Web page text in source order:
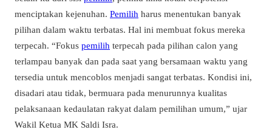
menciptakan kejenuhan. Pemilih harus menentukan banyak
pilihan dalam waktu terbatas. Hal ini membuat fokus mereka
terpecah. “Fokus pemilih terpecah pada pilihan calon yang
terlampau banyak dan pada saat yang bersamaan waktu yang
tersedia untuk mencoblos menjadi sangat terbatas. Kondisi ini,
disadari atau tidak, bermuara pada menurunnya kualitas
pelaksanaan kedaulatan rakyat dalam pemilihan umum,” ujar
Wakil Ketua MK Saldi Isra.